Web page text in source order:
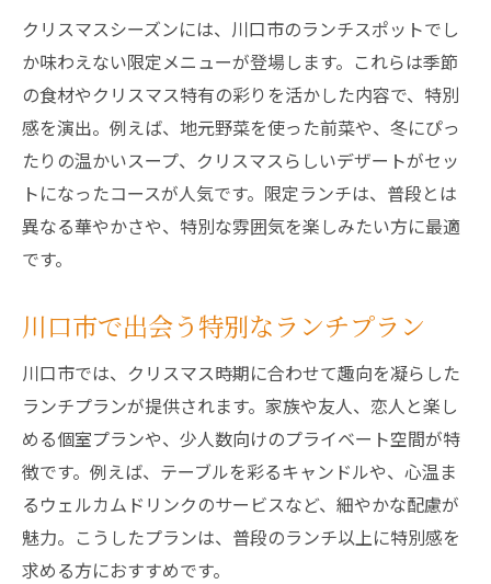
クリスマスシーズンには、川口市のランチスポットでし
か味わえない限定メニューが登場します。これらは季節
の食材やクリスマス特有の彩りを活かした内容で、特別
感を演出。例えば、地元野菜を使った前菜や、冬にぴっ
たりの温かいスープ、クリスマスらしいデザートがセッ
トになったコースが人気です。限定ランチは、普段とは
異なる華やかさや、特別な雰囲気を楽しみたい方に最適
です。
川口市で出会う特別なランチプラン
川口市では、クリスマス時期に合わせて趣向を凝らした
ランチプランが提供されます。家族や友人、恋人と楽し
める個室プランや、少人数向けのプライベート空間が特
徴です。例えば、テーブルを彩るキャンドルや、心温ま
るウェルカムドリンクのサービスなど、細やかな配慮が
魅力。こうしたプランは、普段のランチ以上に特別感を
求める方におすすめです。